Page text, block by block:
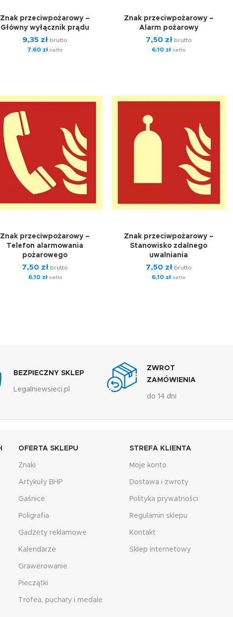
Znak przeciwpożarowy –
Główny wyłącznik prądu
9,35 zł brutto
7,60 zł netto
Znak przeciwpożarowy –
Alarm pożarowy
7,50 złbrutto
6,10 zł netto
Znak przeciwpożarowy –
Telefon alarmowania
pożarowego
7,50 zł brutto
6,10 złnetto
Znak przeciwpożarowy –
Stanowisko zdalnego
uwalniania
7,50 złbrutto
6,10 zł netto
BEZPIECZNY SKLEP
Legalniewsieci.pl
ZWROT
ZAMÓWIENIA
do 14 dni
OFERTA SKLEPU
Znaki
Artykuły BHP
Gaśnice
Poligrafia
Gadżety reklamowe
Kalendarze
Grawerowanie
Pieczątki
Trofea, puchary i medale
STREFA KLIENTA
Moje konto
Dostawa i zwroty
Polityka prywatności
Regulamin sklepu
Kontakt
Sklep internetowy